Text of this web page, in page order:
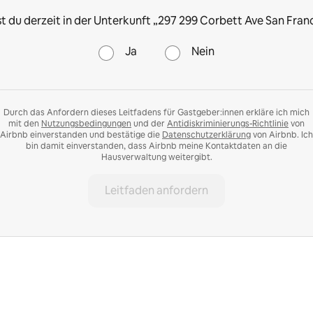
du derzeit in der Unterkunft „297 299 Corbett Ave San
Ja Nein
Durch das Anfordern dieses Leitfadens für Gastgeber:innen erkläre ich mich
mit den Nutzungsbedingungen und der Antidiskriminierungs-Richtlinievon
Airbnb einverstanden und bestätige die Datenschutzerklärungvon Airbnb. Ich
bin damit einverstanden, dass Airbnb meine Kontaktdaten an die
Hausverwaltung weitergibt.
Leitfaden anfordern